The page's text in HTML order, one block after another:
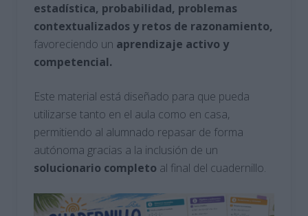
estadística, probabilidad, problemas
contextualizados y retos de razonamiento,
favoreciendo un aprendizaje activo y
competencial.
Este material está diseñado para que pueda
utilizarse tanto en el aula como en casa,
permitiendo al alumnado repasar de forma
autónoma gracias a la inclusión de un
solucionario completo al final del cuadernillo.